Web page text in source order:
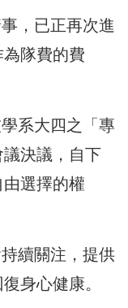
，已正再次進
隊費的費
系大四之「專
決議，自下
選擇的權
續關注，提供
身心健康。